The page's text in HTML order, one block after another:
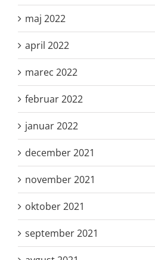
maj 2022
april 2022
marec 2022
februar 2022
januar 2022
december 2021
november 2021
oktober 2021
september 2021